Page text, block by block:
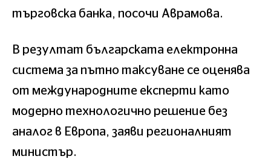
търговска банка, посочи Аврамова.
В резултат българската електронна
система за пътно таксуване се оценява
от международните експерти като
модерно технологично решение без
аналог в Европа, заяви регионалният
министър.